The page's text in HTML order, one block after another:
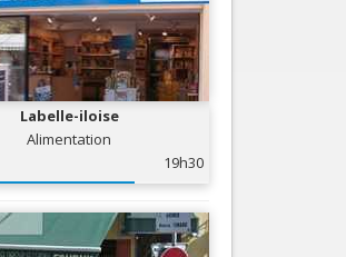
Labelle-iloise
Alimentation
19h30